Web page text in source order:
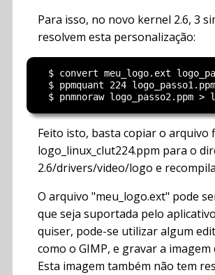
Para isso, no novo kernel 2.6, 3
resolvem esta personalização:
$ convert meu_logo.ext
$ ppmquant 224
Feito isto, basta copiar o arquivo
logo_linux_clut224.ppm para o
2.6/drivers/video/logo e
O arquivo "meu_logo.ext" pode
que seja suportada pelo
quiser, pode-se utilizar algum
como o GIMP, e gravar a
Esta imagem também não tem